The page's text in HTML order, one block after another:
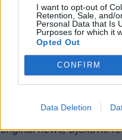
I want to opt-out of
Retention, Sale, and/
Personal Data that Is
Purposes for which it
Opted Out
CONFIRM
Data Deletion
— ATP Tour (@atptour)
This is an automatic
original news,Djokovic